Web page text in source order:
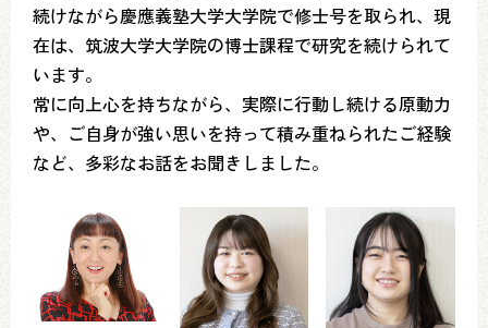
続けながら慶應義塾大学大学院で修士号を取られ、現
在は、筑波大学大学院の博士課程で研究を続けられて
います。
常に向上心を持ちながら、実際に行動し続ける原動力
や、ご自身が強い思いを持って積み重ねられたご経験
など、多彩なお話をお聞きしました。